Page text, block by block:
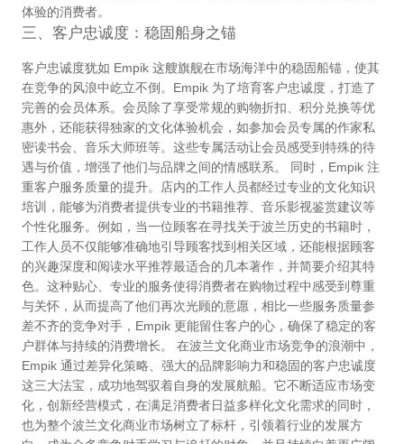
体验的消费者。
三、客户忠诚度：稳固船身之锚
客户忠诚度犹如 Empik 这艘旗舰在市场海洋中的稳固船锚，使其
在竞争的风浪中屹立不倒。Empik 为了培育客户忠诚度，打造了
完善的会员体系。会员除了享受常规的购物折扣、积分兑换等优
惠外，还能获得独家的文化体验机会，如参加会员专属的作家私
密读书会、音乐大师班等。这些专属活动让会员感受到特殊的待
遇与价值，增强了他们与品牌之间的情感联系。 同时，Empik 注
重客户服务质量的提升。店内的工作人员都经过专业的文化知识
培训，能够为消费者提供专业的书籍推荐、音乐影视鉴赏建议等
个性化服务。例如，当一位顾客在寻找关于波兰历史的书籍时，
工作人员不仅能够准确地引导顾客找到相关区域，还能根据顾客
的兴趣深度和阅读水平推荐最适合的几本著作，并简要介绍其特
色。这种贴心、专业的服务使得消费者在购物过程中感受到尊重
与关怀，从而提高了他们再次光顾的意愿，相比一些服务质量参
差不齐的竞争对手，Empik 更能留住客户的心，确保了稳定的客
户群体与持续的消费增长。 在波兰文化商业市场竞争的浪潮中，
Empik 通过差异化策略、强大的品牌影响力和稳固的客户忠诚度
这三大法宝，成功地驾驭着自身的发展航船。它不断适应市场变
化，创新经营模式，在满足消费者日益多样化文化需求的同时，
也为整个波兰文化商业市场树立了标杆，引领着行业的发展方